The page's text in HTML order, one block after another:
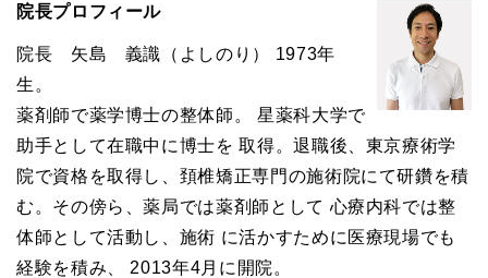
院長プロフィール
院長 矢島 義識（よしのり） 1973年
生。
薬剤師で薬学博士の整体師。 星薬科大学で
助手として在職中に博士を 取得。退職後、東京療術学
院で資格を取得し、頚椎矯正専門の施術院にて研鑽を積
む。その傍ら、薬局では薬剤師として 心療内科では整
体師として活動し、施術 に活かすために医療現場でも
経験を積み、 2013年4月に開院。